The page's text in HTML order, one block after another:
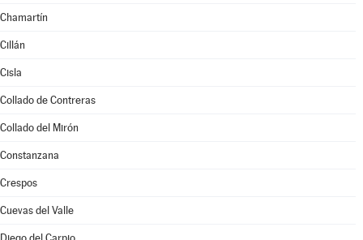
Chamartín
Cillán
Cisla
Collado de Contreras
Collado del Mirón
Constanzana
Crespos
Cuevas del Valle